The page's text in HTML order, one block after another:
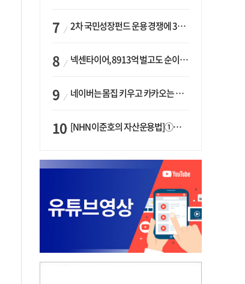
2차 국민성장펀드 운용 경쟁에 33개사 몰렸다…신한·하나 등 새 얼굴 대거 합류
넥센타이어, 8913억 벌고도 순이익 2억…유럽 세부담에 이익 증발
네이버는 몸집 키우고 카카오는 줄였다…‘역대급 실적’에 성장전략은 ‘극과 극’
[NHN 이준호의 자산운용법]①이니시오·JLC ‘부동산’-JLC파트너스 ‘투자’…“부동산 담보대출로 투자재원 확보”